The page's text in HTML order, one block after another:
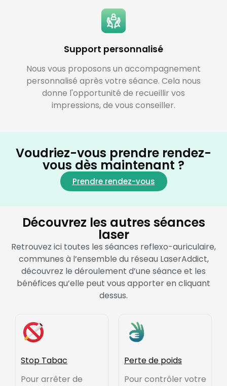
Support personnalisé
Nous vous proposons un accompagnement
personnalisé après votre séance. Cela nous
donne l'opportunité de recueillir vos
impressions, de vous conseiller.
Voudriez-vous prendre rendez-
vous dès maintenant ?
Prendre rendez-vous
Découvrez les autres séances
laser
Retrouvez ici toutes les séances reflexo-auriculaire,
communes à l’ensemble du réseau LaserAddict,
découvrez le déroulement d’une séance et les
bénéfices qu’elle peut vous apporter en cliquant
dessus.
Stop Tabac
Pour arrêter de
Perte de poids
Pour contrôler votre